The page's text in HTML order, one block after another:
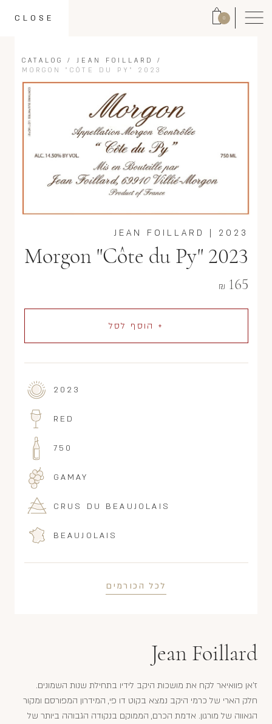
0
CLOSE
CATALOG / JEAN FOILLARD
/
MORGON "CÔTE DU PY" 2023
2023
|
JEAN FOILLARD
Morgon "Côte du Py" 2023
165
₪
+ הוסף לסל
2023
RED
750
GAMAY
CRUS DU BEAUJOLAIS
BEAUJOLAIS
לכל הכורמים
Jean Foillard
ז'אן פוואיאר לקח את מושכות היקב לידיו בתחילת שנות השמונים.
חלק הארי של כרמי היקב נמצא בקוט דו פי, המידרון המפורסם ומקור
הגאווה של מורגון. אדמת הכרם, הממוקם בנקודה הגבוהה ביותר של